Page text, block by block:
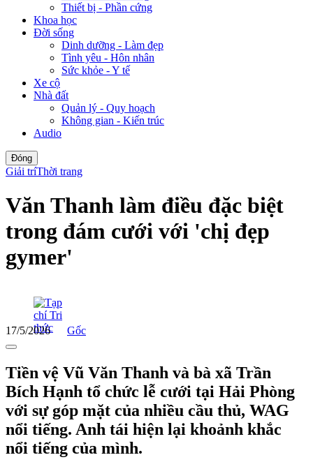
Thiết bị - Phần cứng
Khoa học
Đời sống
Dinh dưỡng - Làm đẹp
Tình yêu - Hôn nhân
Sức khỏe - Y tế
Xe cộ
Nhà đất
Quản lý - Quy hoạch
Không gian - Kiến trúc
Audio
Đóng
Giải tríThời trang
Văn Thanh làm điều đặc biệt
trong đám cưới với 'chị đẹp
gymer'
17/5/2026 Gốc
Tiền vệ Vũ Văn Thanh và bà xã Trần
Bích Hạnh tổ chức lễ cưới tại Hải Phòng
với sự góp mặt của nhiều cầu thủ, WAG
nổi tiếng. Anh tái hiện lại khoảnh khắc
nổi tiếng của mình.